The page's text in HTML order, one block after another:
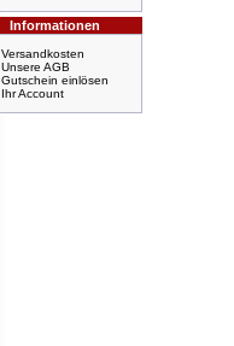
Informationen
Versandkosten
Unsere AGB
Gutschein einlösen
Ihr Account